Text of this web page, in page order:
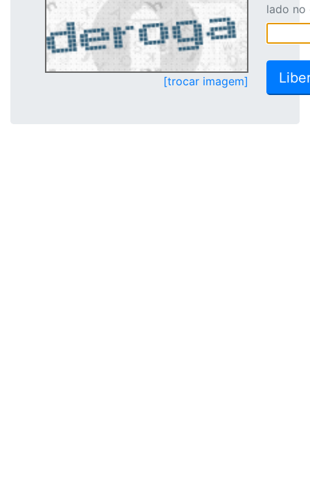
[trocar imagem]
lado no